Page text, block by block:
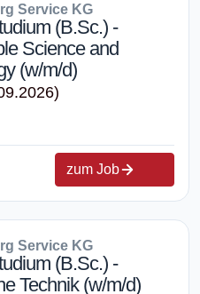
Service KG
(B.Sc.) -
Science and
(w/m/d)
zum Job
Service KG
(B.Sc.) -
Technik (w/m/d)